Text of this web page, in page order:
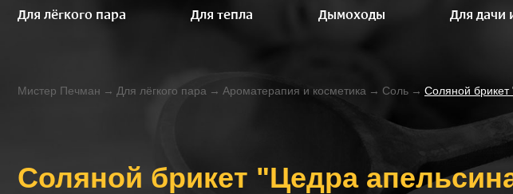
Для лёгкого пара Для тепла Дымоходы Для дачи
Мистер Печман → Для лёгкого пара → Ароматерапия и косметика → Соль → Соляной
Соляной брикет "Цедра